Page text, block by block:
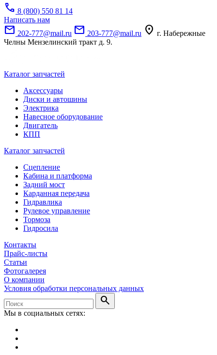
call 8 (800) 550 81 14
Написать нам
mail 202-777@mail.ru mail 203-777@mail.ru location_on г. Набережные
Челны Мензелинский тракт д. 9.
Каталог запчастей
Аксессуары
Диски и автошины
Электрика
Навесное оборудование
Двигатель
КПП
Каталог запчастей
Сцепление
Кабина и платформа
Задний мост
Карданная передача
Гидравлика
Рулевое управление
Тормоза
Гидросила
Контакты
Прайс-листы
Статьи
Фотогалерея
О компании
Условия обработки персональных данных
search
Мы в социальных сетях: